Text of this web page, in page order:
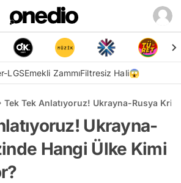
LGSEmekli ZammıFiltresiz Hali😱
Tek Tek Anlatıyoruz! Ukrayna-Rusya
Ukrayna-
Hangi Ülke Kimi